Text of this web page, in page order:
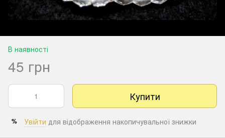
В наявності
45 грн
Купити
% Увійти для відображення накопичувальної знижки